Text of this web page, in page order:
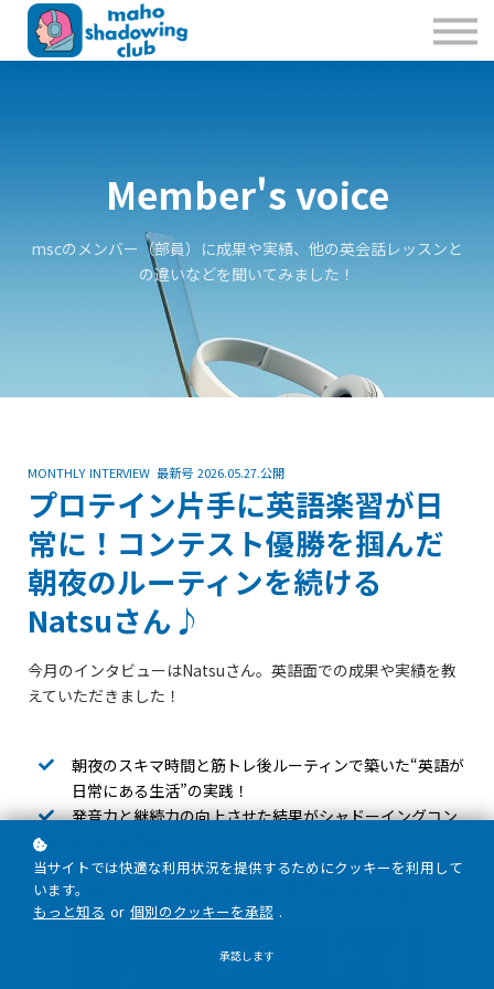
私たちのこと
お問合せ
Member's voice
mscのメンバー（部員）に成果や実績、他の英会話レッスンと
の違いなどを聞いてみました！
MONTHLY INTERVIEW 最新号 2026.05.27.公開
プロテイン片手に英語楽習が日
常に！コンテスト優勝を掴んだ
朝夜のルーティンを続ける
Natsuさん♪
今月のインタビューはNatsuさん。英語面での成果や実績を教
えていただきました！
朝夜のスキマ時間と筋トレ後ルーティンで築いた“英語が
日常にある生活”の実践！
発音力と継続力の向上させた結果がシャドーイングコン
「5分だけでもOK」のマインドで挫折を乗り越え、仲間
と共に前向きな挑戦を続ける楽習習慣を継続中♪
当サイトでは快適な利用状況を提供するためにクッキーを利用して
います。
もっと知る or 個別のクッキーを承認 .
承認します